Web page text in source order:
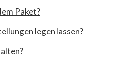
Paket?
legen lassen?